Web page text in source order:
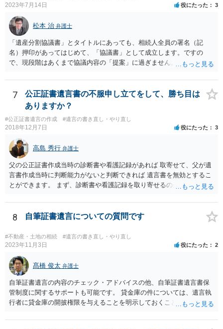
2023年7月14日 役にたった 3
松本 治 弁護士
「遺産分割協議書」とタイトルにあっても、相続人全員の署名（記
名）押印があってはじめて、「協議書」として成立します。ですの
で、現段階はあくまで協議内容の「提案」に過ぎません。 納得がいか
成立となります。その場合、成立させたい相続人が、家庭裁判所に遺
産分割調停を申し立てなければなりません。 なお、弁護士の送付状
は、通常、相続人全員分の（本件であれば４通の）「遺産分割協議
書」を作成するところ、１通だけの作成にとどめる理由が書かれてい
るものです。
7
公正証書遺言書の不服申し立てをして、勝ち目は
ありますか？
#公正証書遺言の作成 #遺言の書き直し・やり直し
2018年12月7日 役にたった 3
高島 秀行 弁護士
父の公正証書作成当時の診断書や看護記録があれば 取寄せて、父が遺
言書作成当時に判断能力がないと判断できれば 遺言書を無効とするこ
とができます。 まず、診断書や看護記録を取り寄せるのが重要となり
いと思います。
8 自筆証書遺言についての質問です
#不動産・土地の相続 #遺言の書き直し・やり直し
2023年11月3日 役にたった 2
髙橋 俊太 弁護士
自筆証書遺言の内容のチェック・アドバイスの他、自筆証書遺言書保
管制度に関するサポートも可能です。 貸金庫の件については、遺言執
行者に貸金庫の開披権限を与えることを明示しておくことでクリアで